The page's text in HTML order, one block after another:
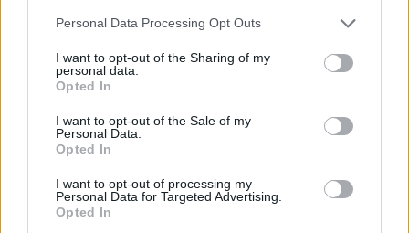
Personal Data Processing Opt Outs
I want to opt-out of the Sharing of my
personal data.
Opted In
I want to opt-out of the Sale of my
Personal Data.
Opted In
I want to opt-out of processing my
Personal Data for Targeted Advertising.
Opted In
Buttapietra (117)
Caldiero (169)
Casaleone (103)
Castel d'Azzano (189)